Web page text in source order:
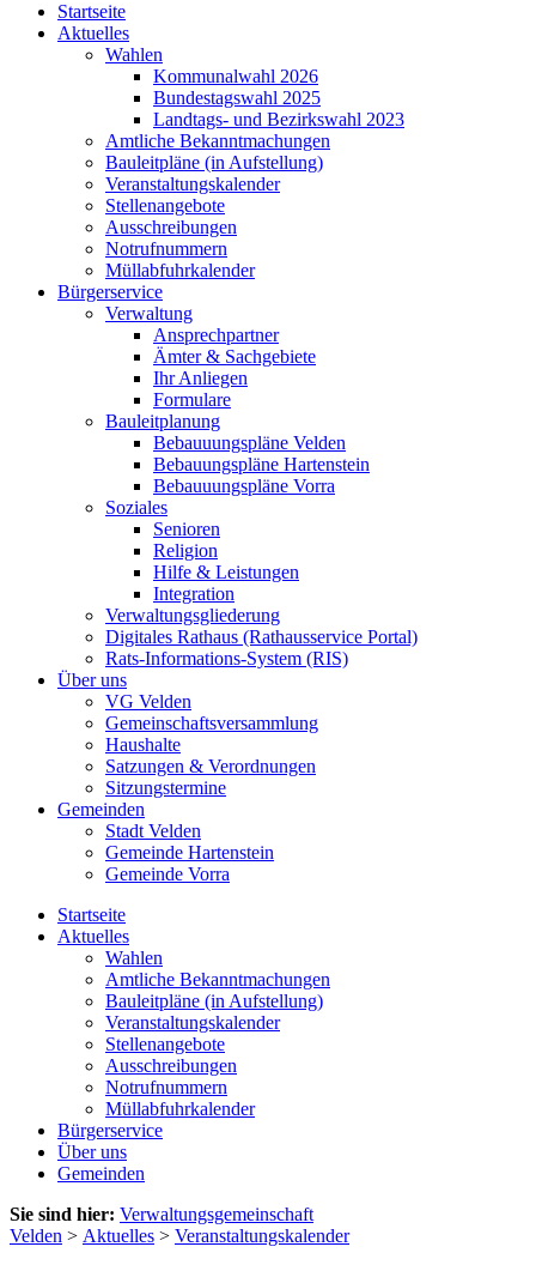
Startseite
Aktuelles
Wahlen
Kommunalwahl 2026
Bundestagswahl 2025
Landtags- und Bezirkswahl 2023
Amtliche Bekanntmachungen
Bauleitpläne (in Aufstellung)
Veranstaltungskalender
Stellenangebote
Ausschreibungen
Notrufnummern
Müllabfuhrkalender
Bürgerservice
Verwaltung
Ansprechpartner
Ämter & Sachgebiete
Ihr Anliegen
Formulare
Bauleitplanung
Bebauuungspläne Velden
Bebauungspläne Hartenstein
Bebauuungspläne Vorra
Soziales
Senioren
Religion
Hilfe & Leistungen
Integration
Verwaltungsgliederung
Digitales Rathaus (Rathausservice Portal)
Rats-Informations-System (RIS)
Über uns
VG Velden
Gemeinschaftsversammlung
Haushalte
Satzungen & Verordnungen
Sitzungstermine
Gemeinden
Stadt Velden
Gemeinde Hartenstein
Gemeinde Vorra
Startseite
Aktuelles
Wahlen
Amtliche Bekanntmachungen
Bauleitpläne (in Aufstellung)
Veranstaltungskalender
Stellenangebote
Ausschreibungen
Notrufnummern
Müllabfuhrkalender
Bürgerservice
Über uns
Gemeinden
Sie sind hier: Verwaltungsgemeinschaft
Velden > Aktuelles > Veranstaltungskalender